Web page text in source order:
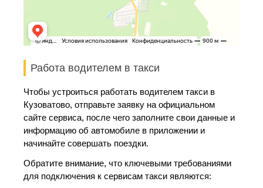
Работа водителем в такси
Чтобы устроиться работать водителем такси в
Кузоватово, отправьте заявку на официальном
сайте сервиса, после чего заполните свои данные и
информацию об автомобиле в приложении и
начинайте совершать поездки.
Обратите внимание, что ключевыми требованиями
для подключения к сервисам такси являются: